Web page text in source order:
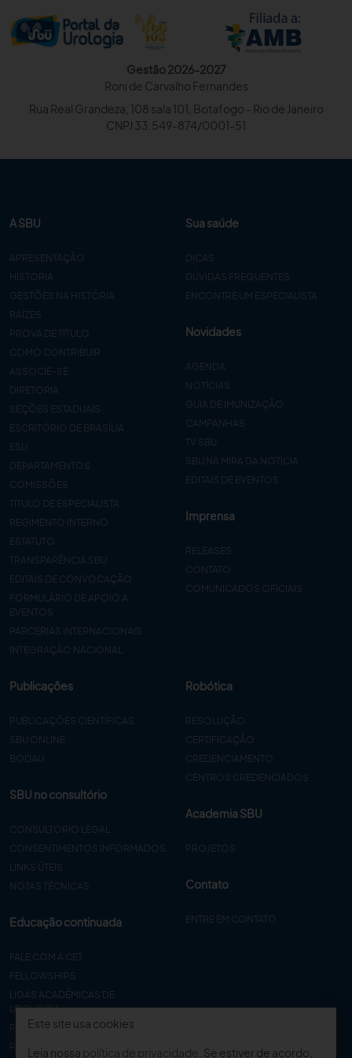
Gestão 2026-2027
Roni de Carvalho Fernandes
Rua Real Grandeza, 108 sala 101, Botafogo - Rio de Janeiro
CNPJ 33.549-874/0001-51
A SBU
APRESENTAÇÃO
HISTÓRIA
GESTÕES NA HISTÓRIA
RAÍZES
PROVA DE TÍTULO
COMO CONTRIBUIR
ASSOCIE-SE
DIRETORIA
SEÇÕES ESTADUAIS
ESCRITÓRIO DE BRASÍLIA
ESU
DEPARTAMENTOS
COMISSÕES
TÍTULO DE ESPECIALISTA
REGIMENTO INTERNO
ESTATUTO
TRANSPARÊNCIA SBU
EDITAIS DE CONVOCAÇÃO
FORMULÁRIO DE APOIO A
EVENTOS
PARCERIAS INTERNACIONAIS
INTEGRAÇÃO NACIONAL
Sua saúde
DICAS
DÚVIDAS FREQUENTES
ENCONTRE UM ESPECIALISTA
Novidades
AGENDA
NOTÍCIAS
GUIA DE IMUNIZAÇÃO
CAMPANHAS
TV SBU
SBU NA MIRA DA NOTÍCIA
EDITAIS DE EVENTOS
Imprensa
RELEASES
CONTATO
COMUNICADOS OFICIAIS
Publicações
PUBLICAÇÕES CIENTÍFICAS
SBU ONLINE
BODAU
SBU no consultório
CONSULTÓRIO LEGAL
CONSENTIMENTOS INFORMADOS
LINKS ÚTEIS
NOTAS TÉCNICAS
Educação continuada
FALE COM A CET
FELLOWSHIPS
LIGAS ACADÊMICAS DE
UROLOGIA
PAPER
PROCET
Robótica
RESOLUÇÃO
CERTIFICAÇÃO
CREDENCIAMENTO
CENTROS CREDENCIADOS
Academia SBU
PROJETOS
Contato
ENTRE EM CONTATO
Este site usa cookies
Leia nossa política de privacidade . Se estiver de acordo,